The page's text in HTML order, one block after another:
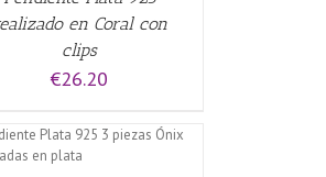
en Coral con
clips
€26.20